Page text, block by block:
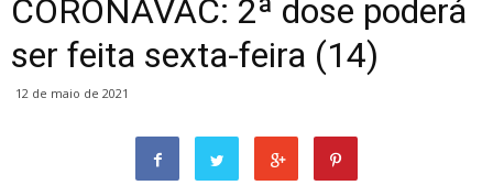
CORONAVAC: 2ª dose poderá
ser feita sexta-feira (14)
12 de maio de 2021